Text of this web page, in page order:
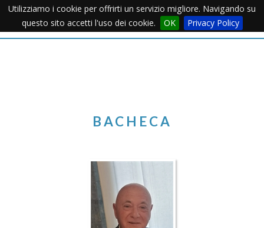
Utilizziamo i cookie per offrirti un servizio migliore. Navigando su
questo sito accetti l'uso dei cookie.
OK Privacy PolicyMenu
BACHECA